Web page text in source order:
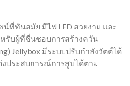
น์ที่ทันสมัย มีไฟ LED สวยงาม และ
หรับผู้ที่ชื่นชอบการสร้างควัน
Jellybox มีระบบปรับกำลังวัตต์ได้
ประสบการณ์การสูบได้ตาม